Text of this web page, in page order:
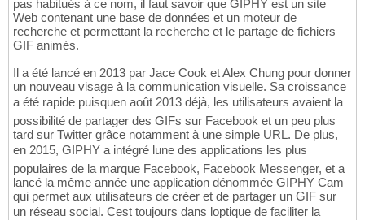
pas habitués à ce nom, il faut savoir que GIPHY est un site
Web contenant une base de données et un moteur de
recherche et permettant la recherche et le partage de fichiers
GIF animés.
Il a été lancé en 2013 par Jace Cook et Alex Chung pour donner
un nouveau visage à la communication visuelle. Sa croissance
a été rapide puisquen août 2013 déjà, les utilisateurs avaient la
possibilité de partager des GIFs sur Facebook et un peu plus
tard sur Twitter grâce notamment à une simple URL. De plus,
en 2015, GIPHY a intégré lune des applications les plus
populaires de la marque Facebook, Facebook Messenger, et a
lancé la même année une application dénommée GIPHY Cam
qui permet aux utilisateurs de créer et de partager un GIF sur
un réseau social. Cest toujours dans loptique de faciliter la